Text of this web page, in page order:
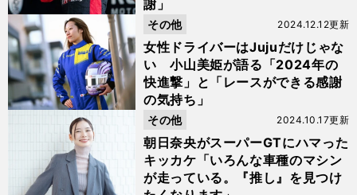
謝」
女性ドライバーはJujuだけじゃな
い 小山美姫が語る「2024年の
快進撃」と「レースができる感謝
の気持ち」
2024.12.12更新
その他
朝日奈央がスーパーGTにハマった
キッカケ「いろんな車種のマシン
が走っている。『推し』を見つけ
2024.10.17更新
その他